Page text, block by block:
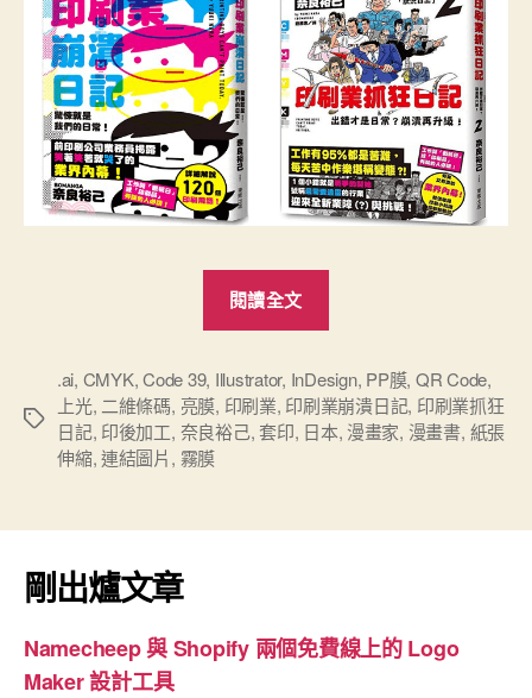
閱讀全文
的
日
常
書”
標
.ai, CMYK,Code 39, Illustrator, InDesign, PP膜, QR Code,
上光, 二維條碼, 亮膜, 印刷業, 印刷業崩潰日記, 印刷業抓狂
日記, 印後加工, 奈良裕己, 套印, 日本, 漫畫家, 漫畫書, 紙張
伸縮,連結圖片, 霧膜
剛出爐文章
Namecheep 與 Shopify 兩個免費線上的 Logo
Maker 設計工具